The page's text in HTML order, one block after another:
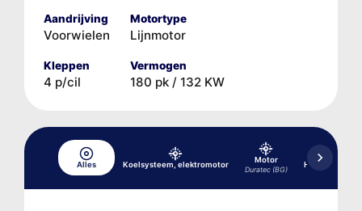
Aandrijving
Voorwielen
Motortype
Lijnmotor
Kleppen
4 p/cil
Vermogen
180 pk / 132 KW
Alles Koelsysteem, elektromotor
Motor
Duratec (BG)
Hydraulisch